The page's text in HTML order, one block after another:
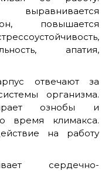
повышается
апатия,
отвечают за
организма.
ознобы и
время климакса.
на работу
сердечно-